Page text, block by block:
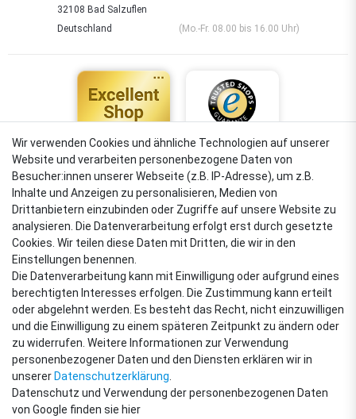
32108 Bad Salzuflen
Deutschland
(Mo.-Fr. 08.00 bis 16.00 Uhr)
4,88
Sehr gut
VERSANDARTEN
ZAHLUNGSARTEN
Wir verwenden Cookies und ähnliche Technologien auf unserer
Website und verarbeiten personenbezogene Daten von
Besucher:innen unserer Webseite (z.B. IP-Adresse), um z.B.
Inhalte und Anzeigen zu personalisieren, Medien von
Drittanbietern einzubinden oder Zugriffe auf unsere Website zu
analysieren. Die Datenverarbeitung erfolgt erst durch gesetzte
Cookies. Wir teilen diese Daten mit Dritten, die wir in den
Einstellungen benennen.
Die Datenverarbeitung kann mit Einwilligung oder aufgrund eines
berechtigten Interesses erfolgen. Die Zustimmung kann erteilt
oder abgelehnt werden. Es besteht das Recht, nicht einzuwilligen
und die Einwilligung zu einem späteren Zeitpunkt zu ändern oder
zu widerrufen. Weitere Informationen zur Verwendung
personenbezogener Daten und den Diensten erklären wir in
unserer Daten­schutz­erklärung
Datenschutz und Verwendung der personenbezogenen Daten
von Google finden sie hier